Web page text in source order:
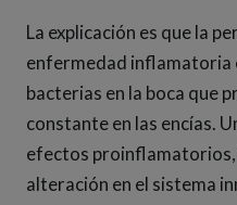
La explicación es que la
enfermedad inflamatoria
bacterias en la boca que
constante en las encías.
efectos
alteración en el sistema